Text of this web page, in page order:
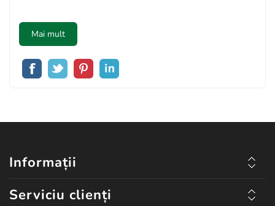
Mai mult
Informații
Serviciu clienți